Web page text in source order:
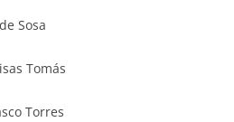
Sosa
Tomás
Torres